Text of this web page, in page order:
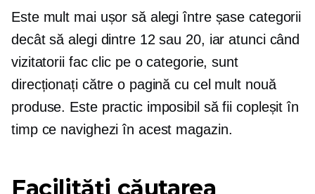
Este mult mai ușor să alegi între șase categorii
decât să alegi dintre 12 sau 20, iar atunci când
vizitatorii fac clic pe o categorie, sunt
direcționați către o pagină cu cel mult nouă
produse. Este practic imposibil să fii copleșit în
timp ce navighezi în acest magazin.
Facilități căutarea